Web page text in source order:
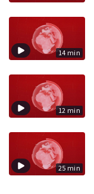
14 min
12 min
25 min